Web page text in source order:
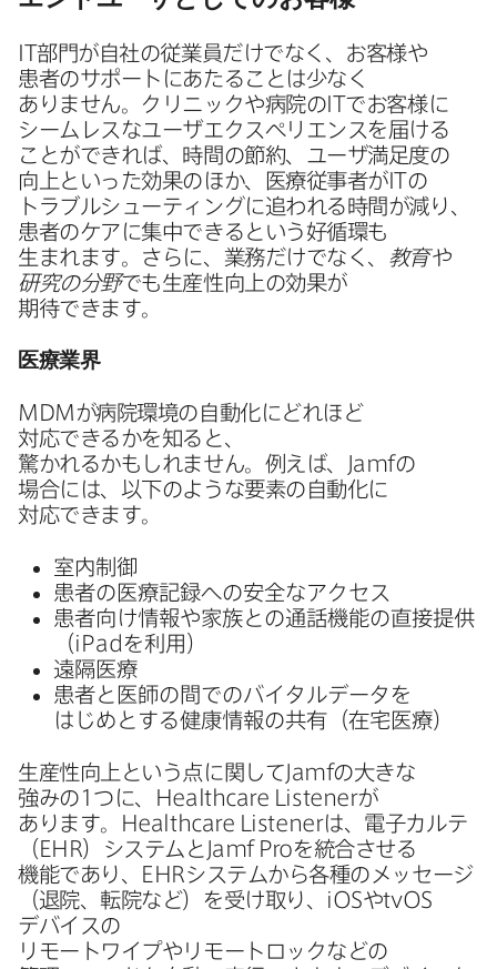
IT部​門が​自社の​従業員だけでなく、​お客様や​
患者の​サポートに​あたる​ことは​少なく​
ありません。​クリニックや​病院の ITで​お客様に​
シームレスな​ユーザエクスペリエンスを​届ける​
ことができれば、​時間の​節約、​ユーザ満足度の​
向上と​いった​効果の​ほか、​医療従事者がITの​
トラブルシューティングに​追われる​時間が​減り、​
患者の​ケアに​集中できると​いう​好循環も​
生まれます。​さらに、​業務だけでなく、 教育や​
研究の​分野でも​生産性向上の​効果が​
期待できます。
医療業界
MDMが​病院環境の​自動化に​どれほど​
対応できるかを​知ると、​
驚かれるかもしれません。​例えば、
Jamfの​
場合には、​以下のような​要素の​自動化に​
対応できます。
室内制御
患者の​医療記録への​安全な​アクセス
患者向け情報や​家族との​通話機能の​直接提供​
（ iPad を​利用）
遠隔医療
患者と​医師の​間での​バイタルデータを​
はじめと​する​健康情報の​共有​（在宅医療）
生産性向上と​いう​点に​関して Jamfの​大きな​
強みの 1 つに、 Healthcare Listenerが​
あります。
Healthcare Listenerは、​電子カルテ​
（ EHR）​システムと Jamf Proを​統合させる​
機能であり、
EHR システムから​各種の​メッセージ​
（退院、​転院など）を​受け取り、 iOSやtvOS
デバイスの​
リモートワイプやリモートロックなどの​